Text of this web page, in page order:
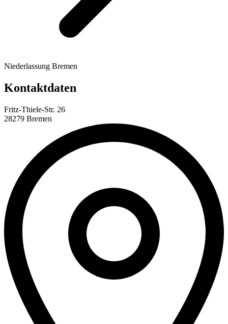
Niederlassung Bremen
Kontaktdaten
Fritz-Thiele-Str. 26
28279 Bremen